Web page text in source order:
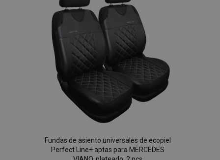
Deseos
Fundas de asiento universales de ecopiel
Perfect Line+ aptas para MERCEDES